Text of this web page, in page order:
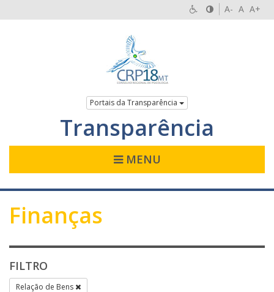
A- A A+
Portais da Transparência
Transparência
MENU
Finanças
FILTRO
Relação de Bens